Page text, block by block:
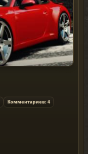
Комментариев: 4